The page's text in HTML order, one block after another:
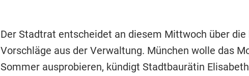
Der Stadtrat entscheidet an diesem Mittwoch über die
Vorschläge aus der Verwaltung. München wolle das
Sommer ausprobieren, kündigt Stadtbaurätin